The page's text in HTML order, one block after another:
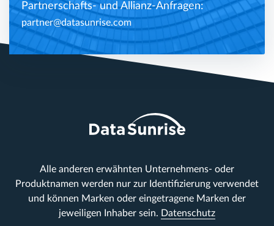
Partnerschafts- und Allianz-Anfragen:
partner@datasunrise.com
Alle anderen erwähnten Unternehmens- oder
Produktnamen werden nur zur Identifizierung verwendet
und können Marken oder eingetragene Marken der
jeweiligen Inhaber sein. Datenschutz